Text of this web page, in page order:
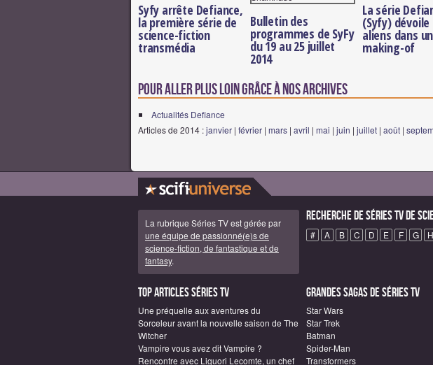
Syfy arrête Defiance,
la première série de
science-fiction
transmédia
Bulletin des
programmes de SyFy
du 19 au 25 juillet
2014
La série
(Syfy) dévoile
aliens dans un
making-of
Pour aller plus loin grâce à nos archives
Actualités Defiance
Articles de 2014 :janvier | février | mars | avril | mai | juin | juillet | août |
La rubrique Séries TV est gérée par
une équipe de passionné(e)s de
science-fiction, de fantastique et de
fantasy.
Recherche de Séries TV de
# A B C D E F G H
Top articles Séries TV
Une préquelle aux aventures du
Sorceleur avant la nouvelle saison de The
Witcher
Vampire vous avez dit Vampire ?
Rencontre avec Liguori Lecomte, un chef
Grandes sagas de Séries TV
Star Wars
Star Trek
Batman
Spider-Man
Transformers